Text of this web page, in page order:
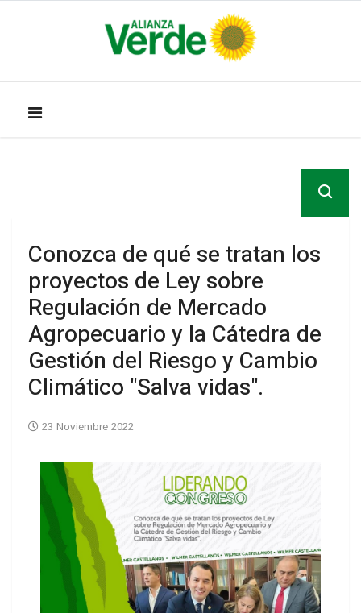
Conozca de qué se tratan los
proyectos de Ley sobre
Regulación de Mercado
Agropecuario y la Cátedra de
Gestión del Riesgo y Cambio
Climático "Salva vidas".
23 Noviembre 2022